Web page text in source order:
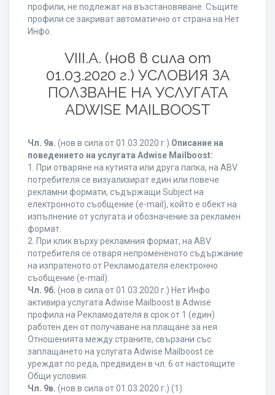
профили, не подлежат на възстановяване. Същите
профили се закриват автоматично от страна на Нет
Инфо.
VIII.A. (нов в сила от
01.03.2020 г.) УСЛОВИЯ ЗА
ПОЛЗВАНЕ НА УСЛУГАТА
ADWISE MAILBOOST
Чл. 9а. (нов в сила от 01.03.2020 г.) Описание на
поведението на услугата Adwise Mailboost:
1. При отваряне на кутията или друга папка, на ABV
потребителя се визуализират един или повече
рекламни формати, съдържащи Subject на
електронното съобщение (e-mail), който е обект на
изпълнение от услугата и обозначение за рекламен
формат.
2. При клик върху рекламния формат, на ABV
потребителя се отваря непромененото съдържание
на изпратеното от Рекламодателя електронно
съобщение (e-mail).
Чл. 9б. (нов в сила от 01.03.2020 г.) Нет Инфо
активира услугата Adwise Mailboost в Adwise
профила на Рекламодателя в срок от 1 (един)
работен ден от получаване на плащане за нея.
Отношенията между страните, свързани със
заплащането на услугата Adwise Mailboost се
уреждат по реда, предвиден в чл. 6 от настоящите
Общи условия.
Чл. 9в. (нов в сила от 01.03.2020 г.) (1)